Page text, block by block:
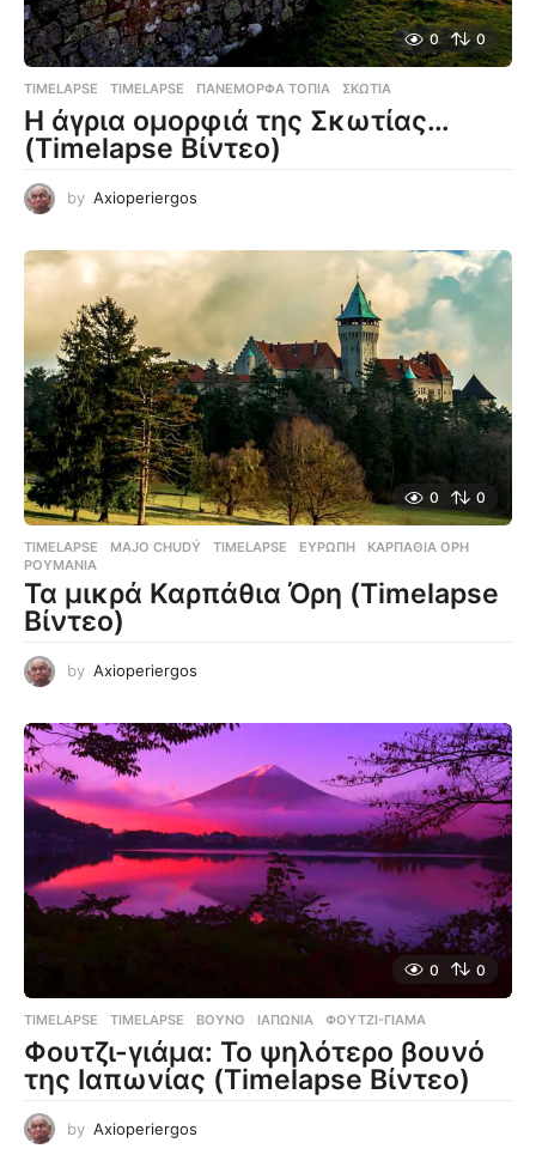
0 0
TIMELAPSE TIMELAPSE ,ΠΑΝΈΜΟΡΦΑ ΤΟΠΊΑ ,ΣΚΩΤΊΑ
Η άγρια ομορφιά της Σκωτίας…
(Timelapse Βίντεο)
by Axioperiergos
0 0
TIMELAPSE MAJO CHUDÝ ,TIMELAPSE ,ΕΥΡΏΠΗ ,ΚΑΡΠΆΘΙΑ ΌΡΗ
ΡΟΥΜΑΝΊΑ
Τα μικρά Καρπάθια Όρη (Timelapse
Βίντεο)
by Axioperiergos
0 0
TIMELAPSE TIMELAPSE ,ΒΟΥΝΌ ,ΙΑΠΩΝΊΑ ,ΦΟΥΤΖΙ-ΓΙΆΜΑ
Φουτζι-γιάμα: Το ψηλότερο βουνό
της Ιαπωνίας (Timelapse Βίντεο)
by Axioperiergos